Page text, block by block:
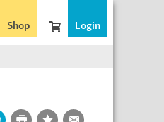
Login
Shop